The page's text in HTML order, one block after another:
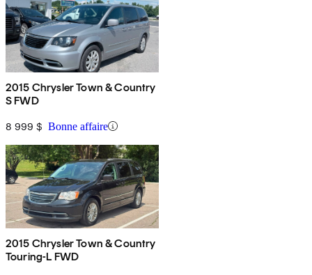
2015 Chrysler Town & Country
S FWD
8 999 $ Bonne affaire
2015 Chrysler Town & Country
Touring-L FWD